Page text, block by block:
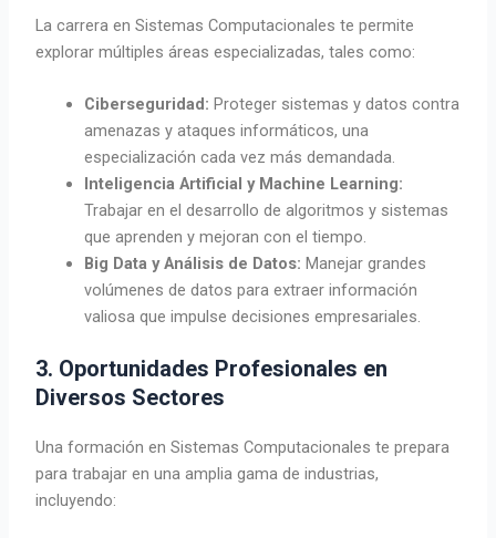
La carrera en Sistemas Computacionales te permite
explorar múltiples áreas especializadas, tales como:
Ciberseguridad: Proteger sistemas y datos contra
amenazas y ataques informáticos, una
especialización cada vez más demandada.
Inteligencia Artificial y Machine Learning:
Trabajar en el desarrollo de algoritmos y sistemas
que aprenden y mejoran con el tiempo.
Big Data y Análisis de Datos: Manejar grandes
volúmenes de datos para extraer información
valiosa que impulse decisiones empresariales.
3. Oportunidades Profesionales en
Diversos Sectores
Una formación en Sistemas Computacionales te prepara
para trabajar en una amplia gama de industrias,
incluyendo: